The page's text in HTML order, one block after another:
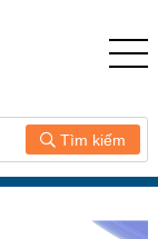
Tìm kiếm